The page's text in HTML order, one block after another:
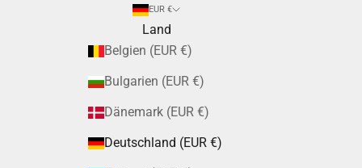
EUR €
Land
Belgien (EUR €)
Bulgarien (EUR €)
Dänemark (EUR €)
Deutschland (EUR €)